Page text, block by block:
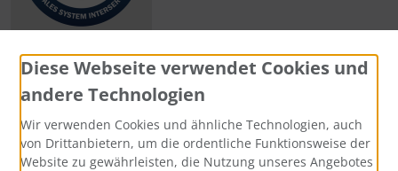
Zahlungsmethoden
Diese Webseite verwendet Cookies und
andere Technologien
Wir verwenden Cookies und ähnliche Technologien, auch
von Drittanbietern, um die ordentliche Funktionsweise der
Website zu gewährleisten, die Nutzung unseres Angebotes